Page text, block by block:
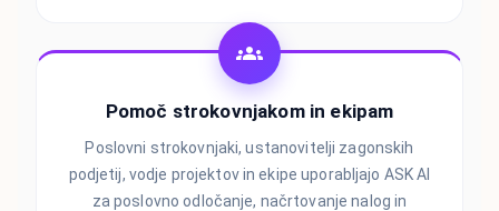
Pomoč strokovnjakom in ekipam
Poslovni strokovnjaki, ustanovitelji zagonskih
podjetij, vodje projektov in ekipe uporabljajo ASK AI
za poslovno odločanje, načrtovanje nalog in